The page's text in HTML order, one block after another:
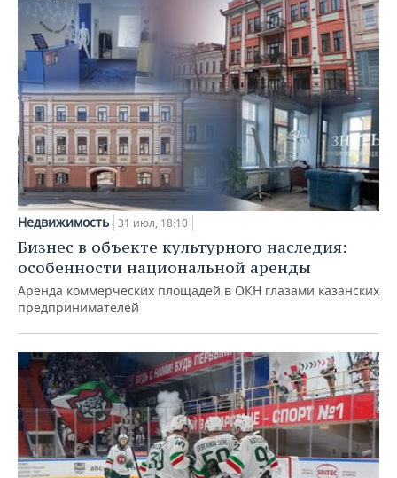
Недвижимость 31 июл, 18:10
Бизнес в объекте культурного наследия:
особенности национальной аренды
Аренда коммерческих площадей в ОКН глазами казанских
предпринимателей